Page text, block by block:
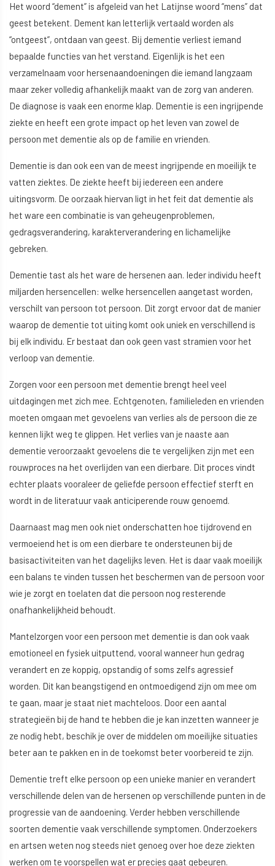
Het woord “dement” is afgeleid van het Latijnse woord “mens” dat
geest betekent. Dement kan letterlijk vertaald worden als
“ontgeest”, ontdaan van geest. Bij dementie verliest iemand
bepaalde functies van het verstand. Eigenlijk is het een
verzamelnaam voor hersenaandoeningen die iemand langzaam
maar zeker volledig afhankelijk maakt van de zorg van anderen.
De diagnose is vaak een enorme klap. Dementie is een ingrijpende
ziekte en heeft een grote impact op het leven van zowel de
persoon met dementie als op de familie en vrienden.
Dementie is dan ook een van de meest ingrijpende en moeilijk te
vatten ziektes. De ziekte heeft bij iedereen een andere
uitingsvorm. De oorzaak hiervan ligt in het feit dat dementie als
het ware een combinatie is van geheugenproblemen,
gedragsverandering, karakterverandering en lichamelijke
gebreken.
Dementie tast als het ware de hersenen aan. Ieder individu heeft
miljarden hersencellen: welke hersencellen aangetast worden,
verschilt van persoon tot persoon. Dit zorgt ervoor dat de manier
waarop de dementie tot uiting komt ook uniek en verschillend is
bij elk individu. Er bestaat dan ook geen vast stramien voor het
verloop van dementie.
Zorgen voor een persoon met dementie brengt heel veel
uitdagingen met zich mee. Echtgenoten, familieleden en vrienden
moeten omgaan met gevoelens van verlies als de persoon die ze
kennen lijkt weg te glippen. Het verlies van je naaste aan
dementie veroorzaakt gevoelens die te vergelijken zijn met een
rouwproces na het overlijden van een dierbare. Dit proces vindt
echter plaats vooraleer de geliefde persoon effectief sterft en
wordt in de literatuur vaak anticiperende rouw genoemd.
Daarnaast mag men ook niet onderschatten hoe tijdrovend en
vermoeiend het is om een dierbare te ondersteunen bij de
basisactiviteiten van het dagelijks leven. Het is daar vaak moeilijk
een balans te vinden tussen het beschermen van de persoon voor
wie je zorgt en toelaten dat die persoon nog resterende
onafhankelijkheid behoudt.
Mantelzorgen voor een persoon met dementie is dan ook vaak
emotioneel en fysiek uitputtend, vooral wanneer hun gedrag
verandert en ze koppig, opstandig of soms zelfs agressief
worden. Dit kan beangstigend en ontmoedigend zijn om mee om
te gaan, maar je staat niet machteloos. Door een aantal
strategieën bij de hand te hebben die je kan inzetten wanneer je
ze nodig hebt, beschik je over de middelen om moeilijke situaties
beter aan te pakken en in de toekomst beter voorbereid te zijn.
Dementie treft elke persoon op een unieke manier en verandert
verschillende delen van de hersenen op verschillende punten in de
progressie van de aandoening. Verder hebben verschillende
soorten dementie vaak verschillende symptomen. Onderzoekers
en artsen weten nog steeds niet genoeg over hoe deze ziekten
werken om te voorspellen wat er precies gaat gebeuren.